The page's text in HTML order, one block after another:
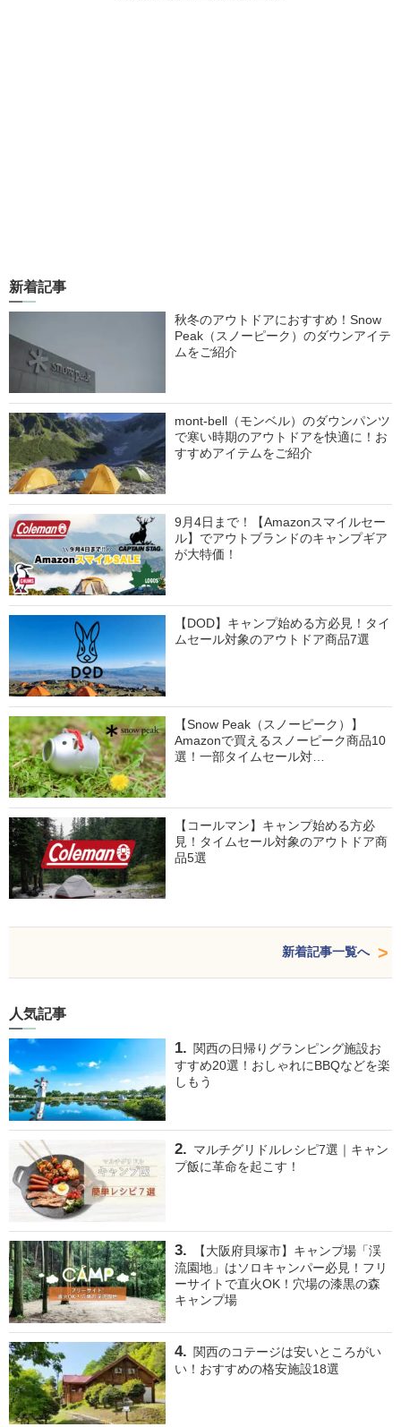
新着記事
秋冬のアウトドアにおすすめ！Snow
Peak（スノーピーク）のダウンアイテ
ムをご紹介
mont-bell（モンベル）のダウンパンツ
で寒い時期のアウトドアを快適に！お
すすめアイテムをご紹介
9月4日まで！【Amazonスマイルセー
ル】でアウトブランドのキャンプギア
が大特価！
【DOD】キャンプ始める方必見！タイ
ムセール対象のアウトドア商品7選
【Snow Peak（スノーピーク）】
Amazonで買えるスノーピーク商品10
選！一部タイムセール対…
【コールマン】キャンプ始める方必
見！タイムセール対象のアウトドア商
品5選
新着記事一覧へ
人気記事
関西の日帰りグランピング施設お
すすめ20選！おしゃれにBBQなどを楽
しもう
マルチグリドルレシピ7選｜キャン
プ飯に革命を起こす！
【大阪府貝塚市】キャンプ場「渓
流園地」はソロキャンパー必見！フリ
ーサイトで直火OK！穴場の漆黒の森
キャンプ場
関西のコテージは安いところがい
い！おすすめの格安施設18選